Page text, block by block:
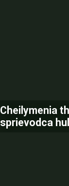
Cheilymenia
sprievodca